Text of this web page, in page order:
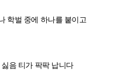
학벌 중에 하나를 붙이고
음 티가 팍팍 납니다